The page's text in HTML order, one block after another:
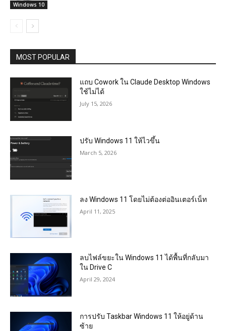
Windows 10
MOST POPULAR
แถบ Cowork ใน Claude Desktop Windows
ใช้ไม่ได้
July 15, 2026
ปรับ Windows 11 ให้ไวขึ้น
March 5, 2026
ลง Windows 11 โดยไม่ต้องต่ออินเตอร์เน็ท
April 11, 2025
ลบไฟล์ขยะใน Windows 11 ได้พื้นที่กลับมา
ใน Drive C
April 29, 2024
การปรับ Taskbar Windows 11 ให้อยู่ด้าน
ซ้าย